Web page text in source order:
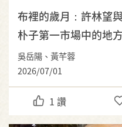
布裡的歲月：許林望
朴子第一市場中的地
吳岳陽、黃芊蓉
2026/07/01
1 讚